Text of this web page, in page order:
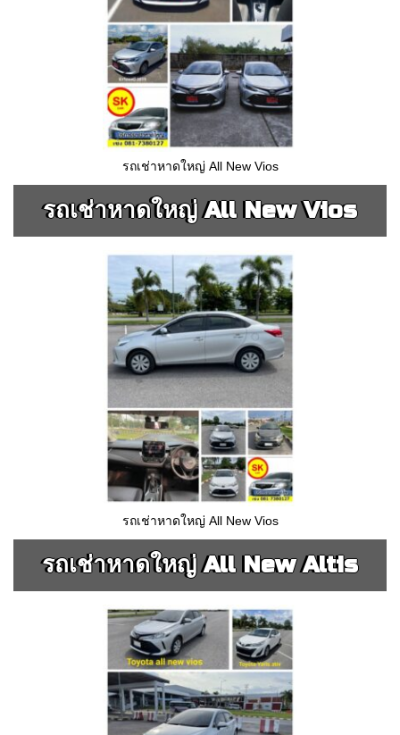
รถเช่าหาดใหญ่ All New Vios
รถเช่าหาดใหญ่ All New Vios
รถเช่าหาดใหญ่ All New Vios
รถเช่าหาดใหญ่ All New Altis